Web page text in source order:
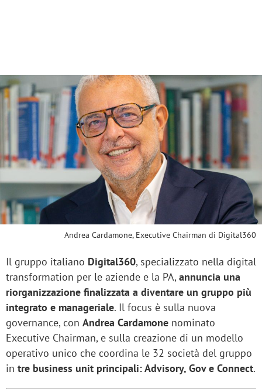
Andrea Cardamone, Executive Chairman di Digital360
Il gruppo italiano Digital360, specializzato nella digital
transformation per le aziende e la PA,annuncia una
riorganizzazione finalizzata a diventare un gruppo più
integrato e manageriale. Il focus è sulla nuova
governance, con Andrea Cardamone nominato
Executive Chairman, e sulla creazione di un modello
operativo unico che coordina le 32 società del gruppo
in tre business unit principali: Advisory, Gov e Connect.